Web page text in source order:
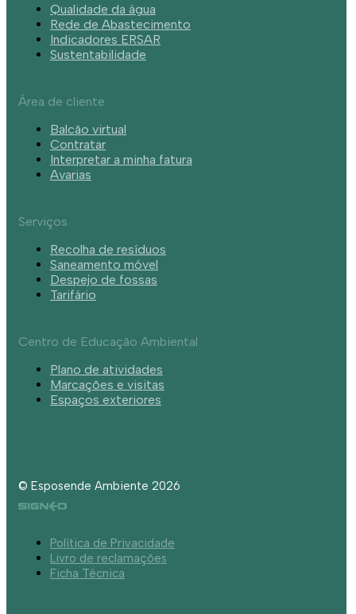
Qualidade da água
Rede de Abastecimento
Indicadores ERSAR
Sustentabilidade
Área de cliente
Balcão virtual
Contratar
Interpretar a minha fatura
Avarias
Serviços
Recolha de resíduos
Saneamento móvel
Despejo de fossas
Tarifário
Centro de Educação Ambiental
Plano de atividades
Marcações e visitas
Espaços exteriores
© Esposende Ambiente 2026
Política de Privacidade
Livro de reclamações
Ficha Técnica